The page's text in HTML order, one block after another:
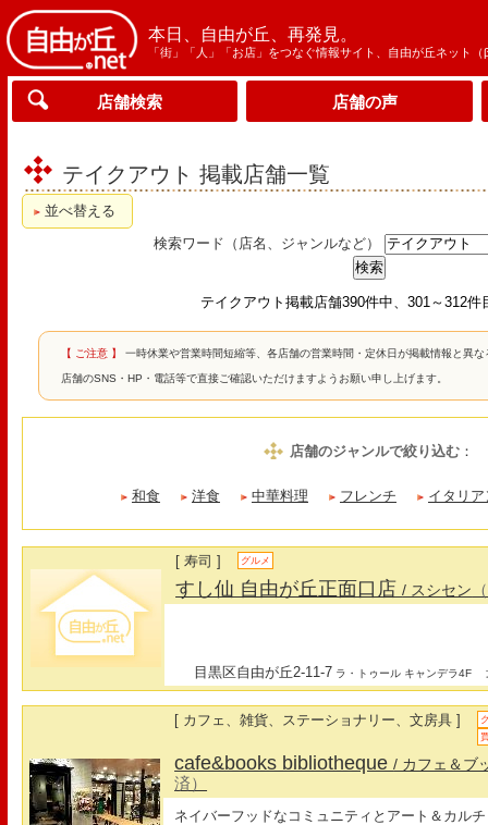
本日、自由が丘、再発見。
「街」「人」「お店」をつなぐ情報サイト、自由が丘ネット（
店舗検索 店舗の声
テイクアウト 掲載店舗一覧
並べ替える
検索ワード（店名、ジャンルなど）
テイクアウト掲載店舗390件中、301～312件
【 ご注意 】 一時休業や営業時間短縮等、各店舗の営業時間・定休日が掲載情報と異
店舗のSNS・HP・電話等で直接ご確認いただけますようお願い申し上げます。
店舗のジャンルで絞り込む ：
和食 洋食 中華料理 フレンチ イタリア
[ 寿司 ] グルメ
すし仙 自由が丘正面口店/ スシセン
目黒区自由が丘2-11-7 ラ・トゥール キャンデラ4F
[ カフェ、雑貨、ステーショナリー、文房具 ]
cafe&books bibliotheque/ カフェ＆ブ
済）
ネイバーフッドなコミュニティとアート＆カル